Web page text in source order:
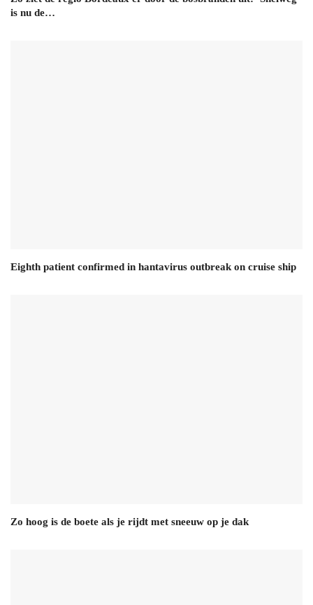
is nu de…
Eighth patient confirmed in hantavirus outbreak on cruise ship
Zo hoog is de boete als je rijdt met sneeuw op je dak